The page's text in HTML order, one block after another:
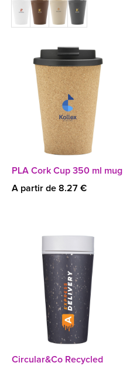
PLA Cork Cup 350 ml mug
A partir de 8.27 €
Circular&Co Recycled